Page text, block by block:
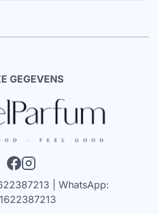
GEGEVENS
| WhatsApp: